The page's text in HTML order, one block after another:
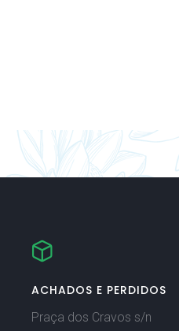
ACHADOS E PERDIDOS
Praça dos Cravos s/n